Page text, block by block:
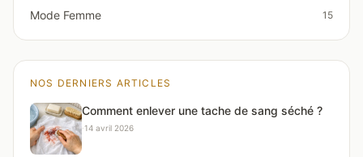
Mode Femme 15
NOS DERNIERS ARTICLES
Comment enlever une tache de sang séché ?
·14 avril 2026